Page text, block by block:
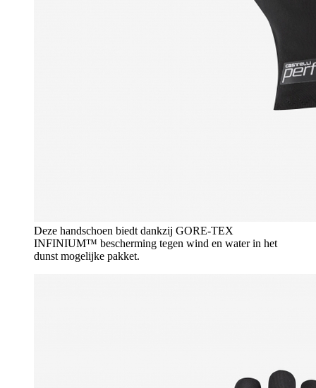
Deze handschoen biedt dankzij GORE-TEX
INFINIUM™ bescherming tegen wind en water in het
dunst mogelijke pakket.